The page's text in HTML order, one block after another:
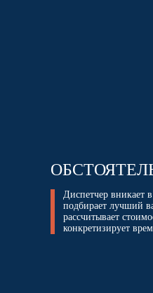
Диспетчер вникает
подбирает лучший
рассчитывает
конкретизирует